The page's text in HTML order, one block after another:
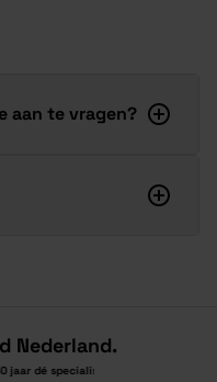
aan te vragen?
Nederland.
jaar dé specialist